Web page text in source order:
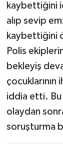
kaybettiğini
alıp sevip
kaybettiğini
Polis
bekleyiş
çocuklarının
iddia etti. Bu
olaydan
soruşturma